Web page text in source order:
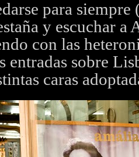
para siempre
y escuchar a
con las
entradas sobre
caras